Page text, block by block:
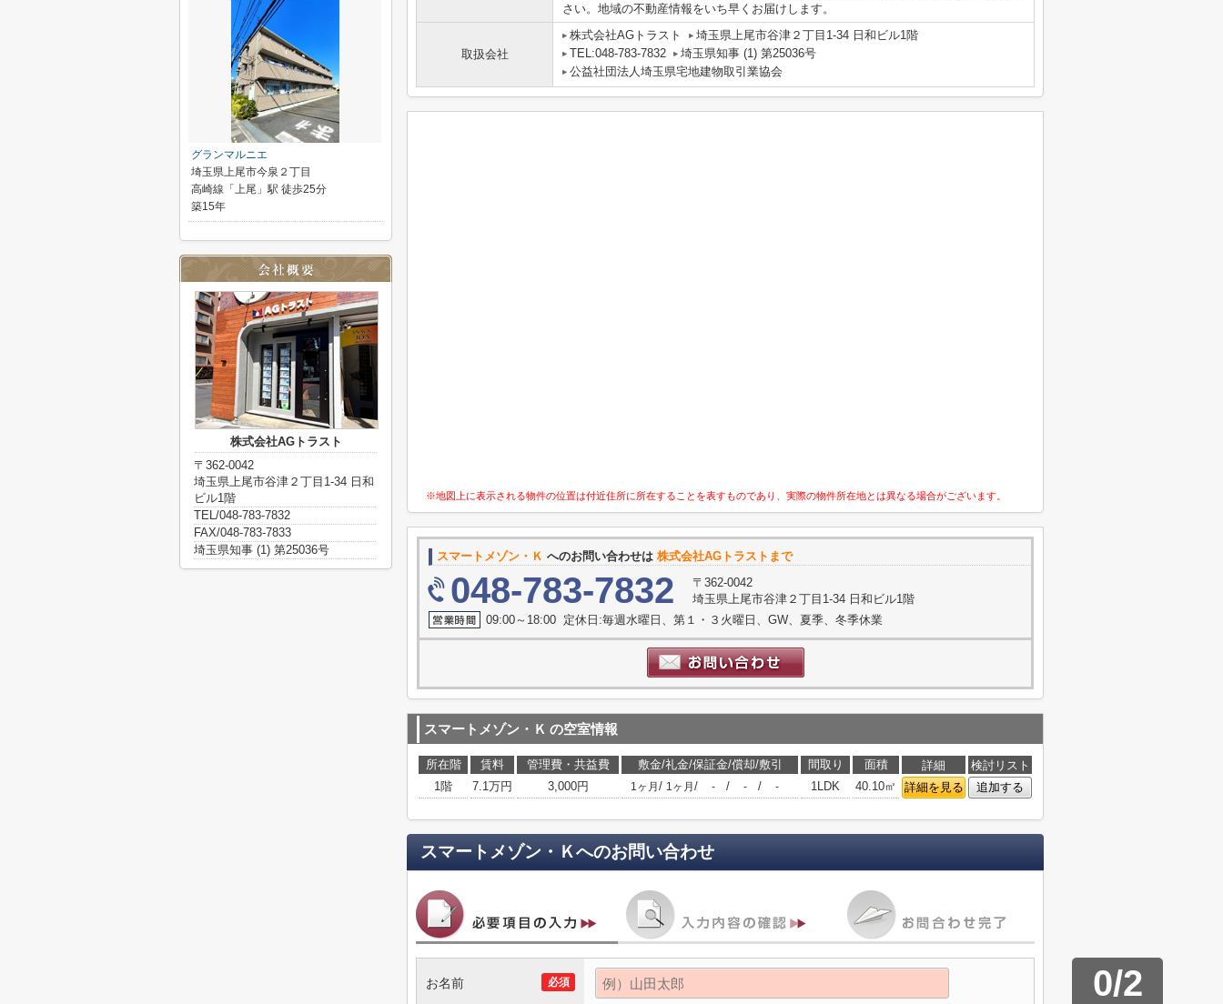
さい。地域の不動産情報をいち早くお届けします。
取扱会社
株式会社AGトラスト
埼玉県上尾市谷津２丁目1-34 日和ビル1階
TEL:048-783-7832
埼玉県知事 (1) 第25036号
公益社団法人埼玉県宅地建物取引業協会
※地図上に表示される物件の位置は付近住所に所在することを表すものであり、実際の物件所在地とは異なる場合がございます。
スマートメゾン・Ｋ へのお問い合わせは 株式会社AGトラストまで
048-783-7832
〒362-0042
埼玉県上尾市谷津２丁目1-34 日和ビル1階
09:00～18:00 定休日:毎週水曜日、第１・３火曜日、GW、夏季、冬季休業
スマートメゾン・Ｋ の空室情報
所在階 賃料 管理費・共益費 敷金/礼金/保証金/償却/敷引 間取り 面積 詳細
検討リスト
1階
7.1万円 3,000円 1ヶ月 / 1ヶ月 / - / - / - 1LDK 40.10㎡ 詳細を見る 追加する
スマートメゾン・Ｋへのお問い合わせ
0/2
必須
お名前
グランマルニエ
埼玉県上尾市今泉２丁目
高崎線「上尾」駅 徒歩25分
築15年
株式会社AGトラスト
〒362-0042
埼玉県上尾市谷津２丁目1-34 日和
ビル1階
TEL/048-783-7832
FAX/048-783-7833
埼玉県知事 (1) 第25036号